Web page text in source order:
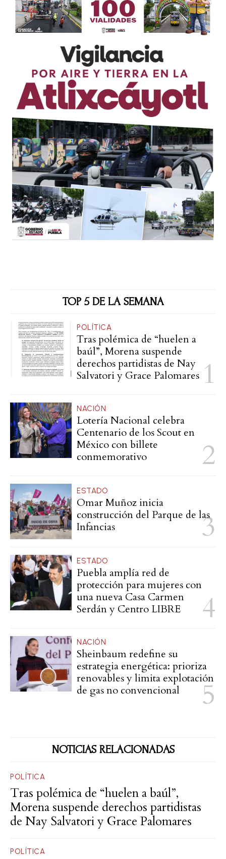
TOP 5 DE LA SEMANA
POLÍTICA
Tras polémica de “huelen a
baúl”, Morena suspende
derechos partidistas de Nay
Salvatori y Grace Palomares
NACIÓN
Lotería Nacional celebra
Centenario de los Scout en
México con billete
conmemorativo
ESTADO
Omar Muñoz inicia
construcción del Parque de las
Infancias
ESTADO
Puebla amplía red de
protección para mujeres con
una nueva Casa Carmen
Serdán y Centro LIBRE
NACIÓN
Sheinbaum redefine su
estrategia energética: prioriza
renovables y limita explotación
de gas no convencional
NOTICIAS RELACIONADAS
POLÍTICA
Tras polémica de “huelen a baúl”,
Morena suspende derechos partidistas
de Nay Salvatori y Grace Palomares
POLÍTICA